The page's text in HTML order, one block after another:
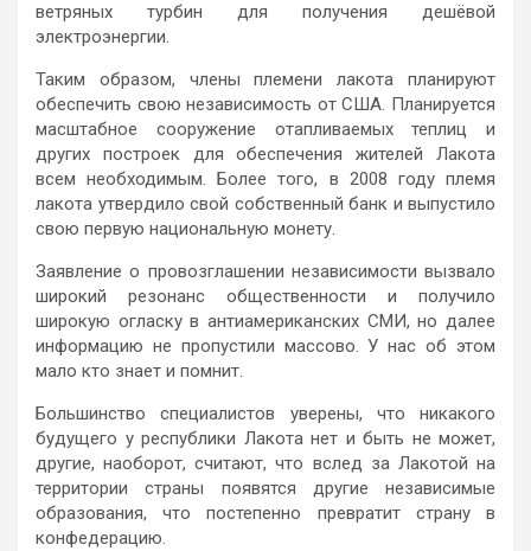
ветряных турбин для получения дешёвой
электроэнергии.
Таким образом, члены племени лакота планируют
обеспечить свою независимость от США. Планируется
масштабное сооружение отапливаемых теплиц и
других построек для обеспечения жителей Лакота
всем необходимым. Более того, в 2008 году племя
лакота утвердило свой собственный банк и выпустило
свою первую национальную монету.
Заявление о провозглашении независимости вызвало
широкий резонанс общественности и получило
широкую огласку в антиамериканских СМИ, но далее
информацию не пропустили массово. У нас об этом
мало кто знает и помнит.
Большинство специалистов уверены, что никакого
будущего у республики Лакота нет и быть не может,
другие, наоборот, считают, что вслед за Лакотой на
территории страны появятся другие независимые
образования, что постепенно превратит страну в
конфедерацию.